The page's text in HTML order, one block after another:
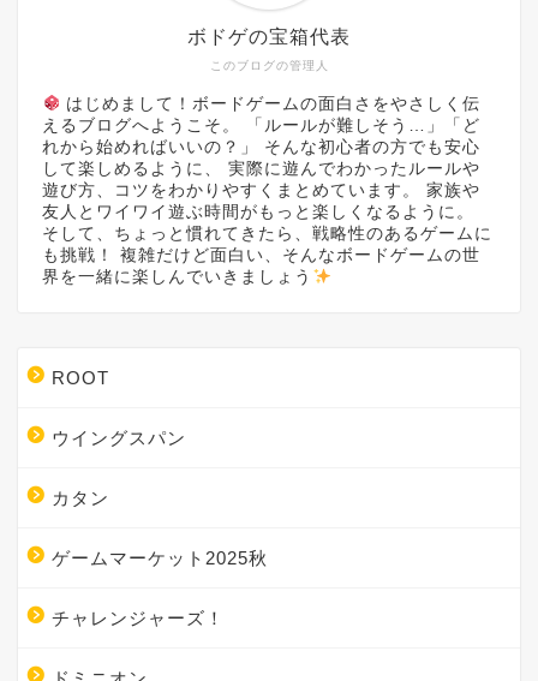
このブログの管理人
ボドゲの宝箱代表
はじめまして！ボードゲームの面白さをやさしく伝
えるブログへようこそ。 「ルールが難しそう…」「ど
れから始めればいいの？」 そんな初心者の方でも安心
して楽しめるように、 実際に遊んでわかったルールや
遊び方、コツをわかりやすくまとめています。 家族や
友人とワイワイ遊ぶ時間がもっと楽しくなるように。
そして、ちょっと慣れてきたら、戦略性のあるゲームに
も挑戦！ 複雑だけど面白い、そんなボードゲームの世
界を一緒に楽しんでいきましょう
ROOT
ウイングスパン
カタン
ゲームマーケット2025秋
チャレンジャーズ！